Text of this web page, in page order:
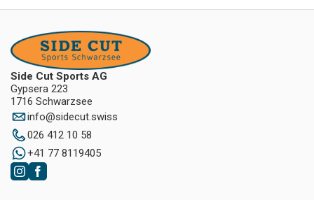
Side Cut Sports AG
Gypsera 223
1716 Schwarzsee
info@sidecut.swiss
026 412 10 58
+41 77 8119405